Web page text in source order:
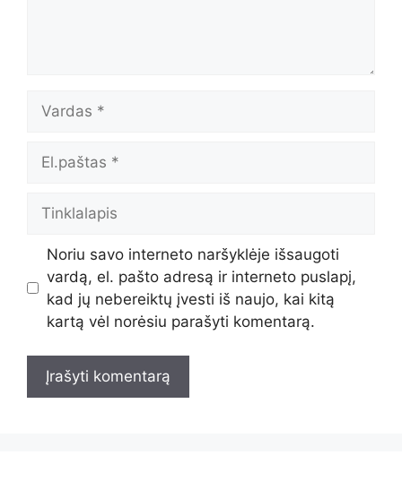
Noriu savo interneto naršyklėje išsaugoti
vardą, el. pašto adresą ir interneto puslapį,
kad jų nebereiktų įvesti iš naujo, kai kitą
kartą vėl norėsiu parašyti komentarą.